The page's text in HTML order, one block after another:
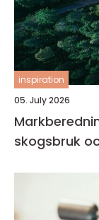
inspiration
05. July 2026
Markberedning nässjö
skogsbruk